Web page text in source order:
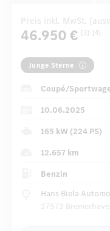
Preis inkl. MwSt.
46.950 € [3] [4]
Junge Sterne
Coupé/
10.06.2025
165 kW (224 PS)
12.657 km
Benzin
Hans Biela
27572